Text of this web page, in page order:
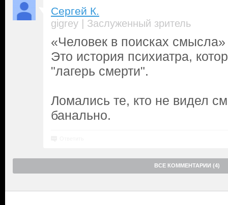
Сергей К.
gigrey | Заслуженный зритель
«Человек в поисках
Это история психиатра,
"лагерь смерти".
Ломались те, кто не видел
банально.
ВСЕ КОММЕНТАРИИ (4)